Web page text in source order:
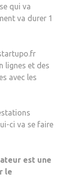
qui va
va durer 1
lignes et des
avec les
ci va se faire
est une
le